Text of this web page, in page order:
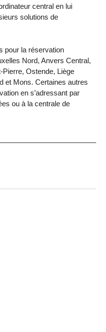
central en lui
solutions de
pour la réservation
Nord, Anvers Central,
Ostende, Liège
et Mons. Certaines autres
en s’adressant par
ou à la centrale de